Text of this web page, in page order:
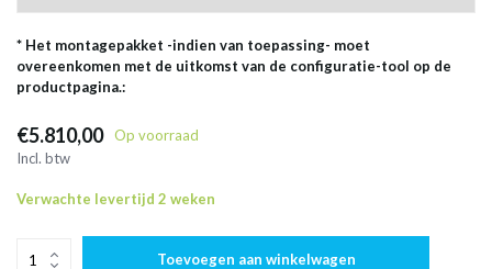
* Het montagepakket -indien van toepassing- moet
overeenkomen met de uitkomst van de configuratie-tool op de
productpagina.:
€5.810,00
Op voorraad
Incl. btw
Verwachte levertijd 2 weken
Toevoegen aan winkelwagen